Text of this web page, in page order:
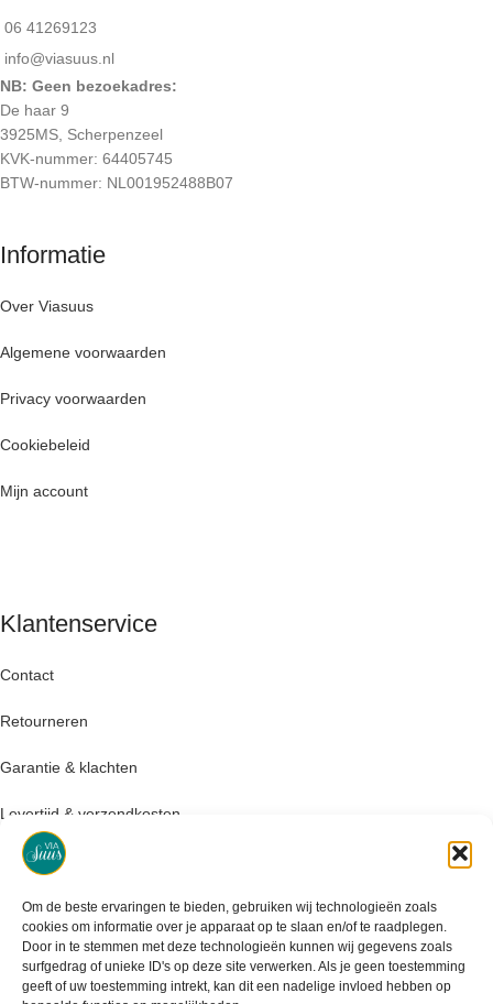
Om de beste ervaringen te bieden, gebruiken wij technologieën zoals
cookies om informatie over je apparaat op te slaan en/of te raadplegen.
Door in te stemmen met deze technologieën kunnen wij gegevens zoals
surfgedrag of unieke ID's op deze site verwerken. Als je geen toestemming
geeft of uw toestemming intrekt, kan dit een nadelige invloed hebben op
06 41269123
info@viasuus.nl
NB: Geen bezoekadres:
De haar 9
3925MS, Scherpenzeel
KVK-nummer: 64405745
BTW-nummer: NL001952488B07
Informatie
Over Viasuus
Algemene voorwaarden
Privacy voorwaarden
Cookiebeleid
Mijn account
Klantenservice
Contact
Retourneren
Garantie & klachten
Levertijd & verzendkosten